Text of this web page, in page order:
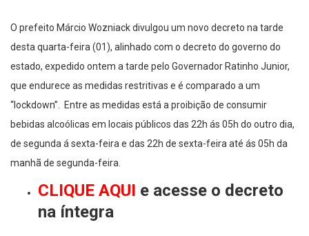
O prefeito Márcio Wozniack divulgou um novo decreto na tarde
desta quarta-feira (01), alinhado com o decreto do governo do
estado, expedido ontem a tarde pelo Governador Ratinho Junior,
que endurece as medidas restritivas e é comparado a um
“lockdown”. Entre as medidas está a proibição de consumir
bebidas alcoólicas em locais públicos das 22h ás 05h do outro dia,
de segunda á sexta-feira e das 22h de sexta-feira até ás 05h da
manhã de segunda-feira.
CLIQUE AQUI e acesse o decreto
na íntegra